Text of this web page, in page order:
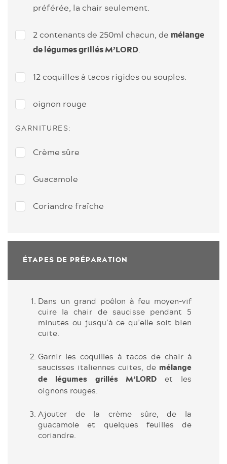
préférée, la chair seulement.
2 contenants de 250ml chacun, de mélange
de légumes grillés M’LORD.
12 coquilles à tacos rigides ou souples.
oignon rouge
GARNITURES:
Crème sûre
Guacamole
Coriandre fraîche
ÉTAPES DE PRÉPARATION
Dans un grand poêlon à feu moyen-vif
cuire la chair de saucisse pendant 5
minutes ou jusqu’à ce qu’elle soit bien
cuite.
Garnir les coquilles à tacos de chair à
saucisses italiennes cuites, de mélange
de légumes grillés M’LORD et les
oignons rouges.
Ajouter de la crème sûre, de la
guacamole et quelques feuilles de
coriandre.